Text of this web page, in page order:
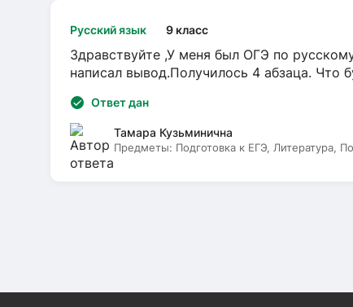
Русский язык 9 класс
Здравствуйте ,У меня был ОГЭ по
написал вывод.Получилось 4 абзаца. Что
Ответ дан
Тамара Кузьминична
Предметы: Подготовка к ЕГЭ, Литература,